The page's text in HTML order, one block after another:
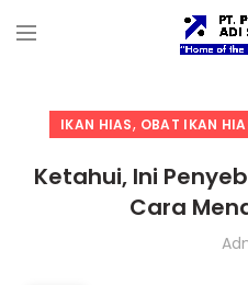
IKAN HIAS, OBAT IKAN
Ketahui, Ini
Cara